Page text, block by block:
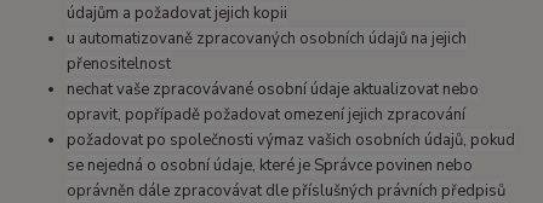
údajům a požadovat jejich kopii
u automatizovaně zpracovaných osobních údajů na jejich
přenositelnost
nechat vaše zpracovávané osobní údaje aktualizovat nebo
opravit, popřípadě požadovat omezení jejich zpracování
požadovat po společnosti výmaz vašich osobních údajů, pokud
se nejedná o osobní údaje, které je Správce povinen nebo
oprávněn dále zpracovávat dle příslušných právních předpisů